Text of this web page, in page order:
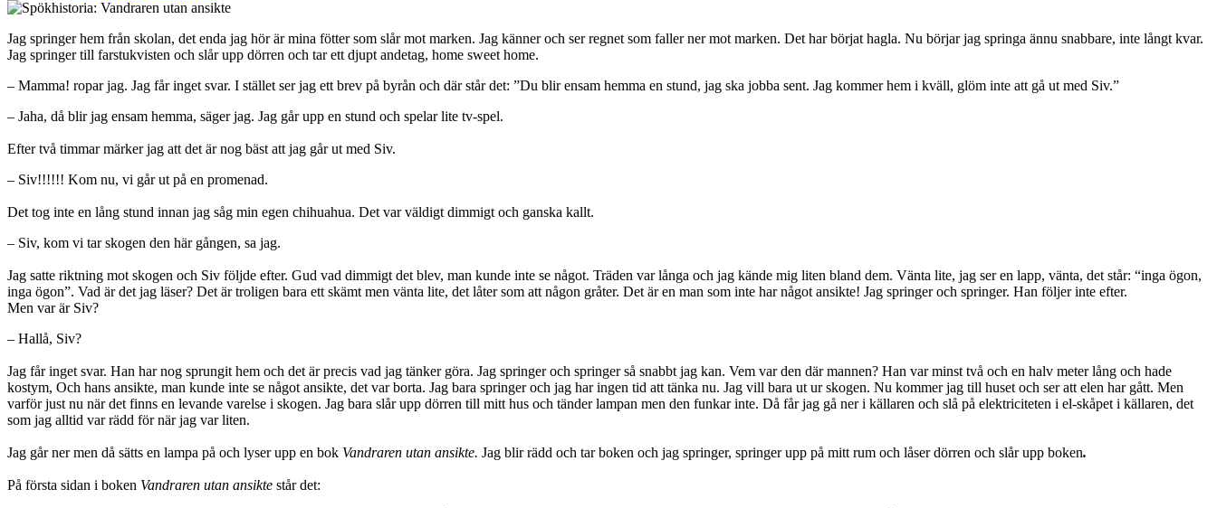
Jag springer hem från skolan, det enda jag hör är mina fötter som slår mot marken. Jag känner och ser regnet som faller ner mot marken. Det har börjat hagla. Nu börjar jag springa ännu snabbare, inte långt kvar.
Jag springer till farstukvisten och slår upp dörren och tar ett djupt andetag, home sweet home.
– Mamma! ropar jag. Jag får inget svar. I stället ser jag ett brev på byrån och där står det: ”Du blir ensam hemma en stund, jag ska jobba sent. Jag kommer hem i kväll, glöm inte att gå ut med Siv.”
– Jaha, då blir jag ensam hemma, säger jag. Jag går upp en stund och spelar lite tv-spel.
Efter två timmar märker jag att det är nog bäst att jag går ut med Siv.
– Siv!!!!!! Kom nu, vi går ut på en promenad.
Det tog inte en lång stund innan jag såg min egen chihuahua. Det var väldigt dimmigt och ganska kallt.
– Siv, kom vi tar skogen den här gången, sa jag.
Jag satte riktning mot skogen och Siv följde efter. Gud vad dimmigt det blev, man kunde inte se något. Träden var långa och jag kände mig liten bland dem. Vänta lite, jag ser en lapp, vänta, det står: “inga ögon,
inga ögon”. Vad är det jag läser? Det är troligen bara ett skämt men vänta lite, det låter som att någon gråter. Det är en man som inte har något ansikte! Jag springer och springer. Han följer inte efter.
Men var är Siv?
– Hallå, Siv?
Jag får inget svar. Han har nog sprungit hem och det är precis vad jag tänker göra. Jag springer och springer så snabbt jag kan. Vem var den där mannen? Han var minst två och en halv meter lång och hade
kostym, Och hans ansikte, man kunde inte se något ansikte, det var borta. Jag bara springer och jag har ingen tid att tänka nu. Jag vill bara ut ur skogen. Nu kommer jag till huset och ser att elen har gått. Men
varför just nu när det finns en levande varelse i skogen. Jag bara slår upp dörren till mitt hus och tänder lampan men den funkar inte. Då får jag gå ner i källaren och slå på elektriciteten i el-skåpet i källaren, det
som jag alltid var rädd för när jag var liten.
Jag går ner men då sätts en lampa på och lyser upp en bok Vandraren utan ansikte. Jag blir rädd och tar boken och jag springer, springer upp på mitt rum och låser dörren och slår upp boken.
På första sidan i boken Vandraren utan ansikte står det: